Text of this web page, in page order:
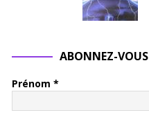
ABONNEZ-VOUS
Prénom *